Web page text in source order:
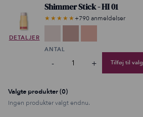
DETALJER
Shimmer Stick - HI 01
★★★★★+790 anmeldelser
ANTAL
- + Tilføj til
Valgte produkter (0)
Ingen produkter valgt endnu.